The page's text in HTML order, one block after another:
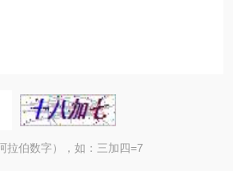
拉伯数字），如：三加四=7